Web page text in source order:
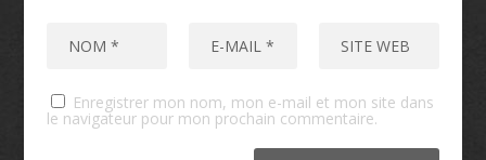
Enregistrer mon nom, mon e-mail et mon site dans
le navigateur pour mon prochain commentaire.